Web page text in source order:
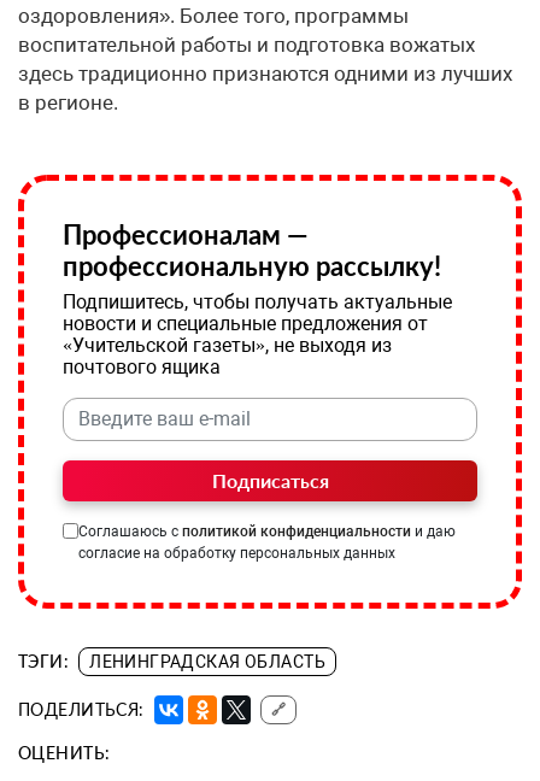
оздоровления». Более того, программы
воспитательной работы и подготовка вожатых
здесь традиционно признаются одними из лучших
в регионе.
Профессионалам —
профессиональную рассылку!
Подпишитесь, чтобы получать актуальные
новости и специальные предложения от
«Учительской газеты», не выходя из
почтового ящика
Подписаться
Соглашаюсь с политикой конфиденциальности и даю
согласие на обработку персональных данных
ТЭГИ: ЛЕНИНГРАДСКАЯ ОБЛАСТЬ
ПОДЕЛИТЬСЯ: 🔗
ОЦЕНИТЬ: